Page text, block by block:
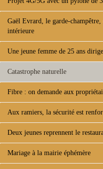
Gaël Evrard, le garde-
intérieure
Une jeune femme de 25 ans
Catastrophe naturelle
Fibre : on demande aux
Aux ramiers, la sécurité est
Deux jeunes reprennent le
Mariage à la mairie éphémère